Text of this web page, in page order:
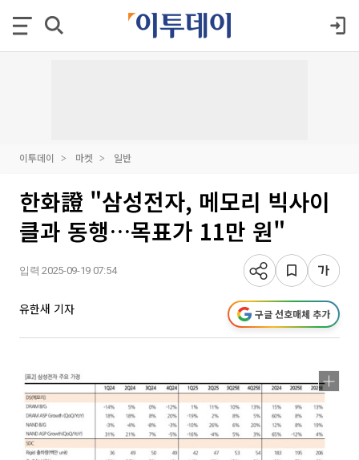
이투데이 마켓 일반
한화證 "삼성전자, 메모리 빅사이
클과 동행…목표가 11만 원"
입력 2025-09-19 07:54
유한새 기자 구글 선호매체 추가